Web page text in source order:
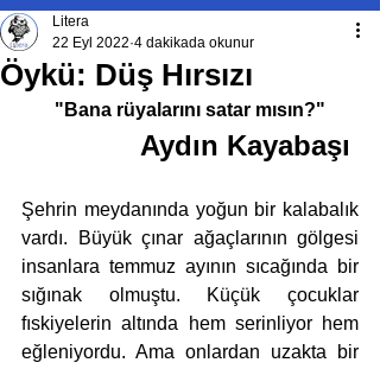
Öykü: Düş Hırsızı
Litera
22 Eyl 2022 4 dakikada okunur
"Bana rüyalarını satar mısın?"
Aydın Kayabaşı
Şehrin meydanında yoğun bir kalabalık
vardı. Büyük çınar ağaçlarının gölgesi
insanlara temmuz ayının sıcağında bir
sığınak olmuştu. Küçük çocuklar
fıskiyelerin altında hem serinliyor hem
eğleniyordu. Ama onlardan uzakta bir